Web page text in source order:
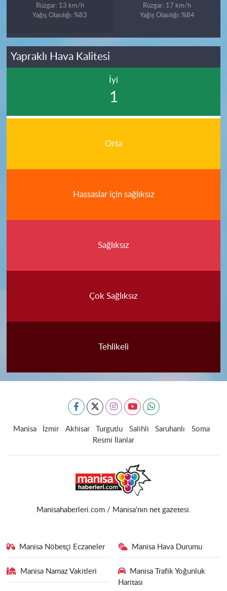
Rüzgar: 13 km/h
Yağış Olasılığı: %83
Rüzgar: 17 km/h
Yağış Olasılığı: %84
Yapraklı Hava Kalitesi
İyi
1
Orta
Hassaslar için sağlıksız
Sağlıksız
Çok Sağlıksız
Tehlikeli
Manisa İzmir Akhisar Turgutlu Salihli Saruhanlı
Soma
Resmi İlanlar
Manisahaberleri.com / Manisa'nın net gazetesi.
Manisa Nöbetçi Eczaneler Manisa Hava Durumu
Manisa Namaz Vakitleri
Manisa Trafik Yoğunluk
Haritası